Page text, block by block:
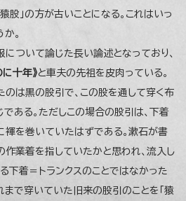
股」の方が古いことになる。これはいっ
。
ついて論じた長い論述となっており、
十年》と車夫の先祖を皮肉っている。
のは黒の股引で、この股を通して穿く布
である。ただしこの場合の股引は、下着
褌を巻いていたはずである。漱石が書
作業着を指していたかと思われ、流入し
下着＝トランクスのことではなかった
まで穿いていた旧来の股引のことを「猿